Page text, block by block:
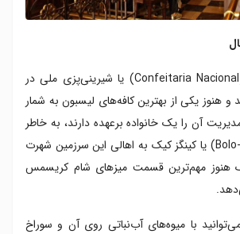
کونفِیتاریا ناسیونال (Confeitaria Nacional) یا شیرینی‌پزی ملی در
شد و هنوز یکی از بهترین کافه‌های لیسبون به شمار
آن را یک خانواده برعهده دارند، به خاطر
معرفی بولو ری (Bolo-Rei) یا کینگز کیک به اهالی این سرزمین شهرت
هنوز مهم‌ترین قسمت میزهای شام کریسمس
با میوه‌های آب‌نباتی روی آن و سوراخ